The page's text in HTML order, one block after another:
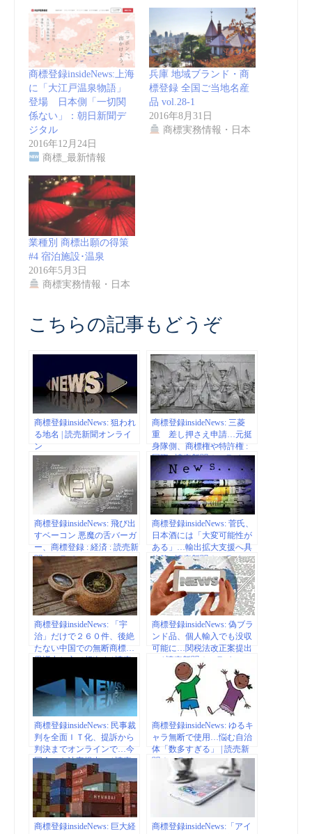
商標登録insideNews:上海
に「大江戸温泉物語」
登場 日本側「一切関
係ない」：朝日新聞デ
ジタル
2016年12月24日
商標_最新情報
兵庫 地域ブランド・商
標登録 全国ご当地名産
品 vol.28-1
2016年8月31日
商標実務情報・日本
業種別 商標出願の得策
#4 宿泊施設･温泉
2016年5月3日
商標実務情報・日本
こちらの記事もどうぞ
商標登録insideNews: 狙われ
る地名 | 読売新聞オンライ
ン
商標登録insideNews: 三菱
重 差し押さえ申請…元挺
身隊側、商標権や特許権 :
国際 : 読売新聞オンライン
商標登録insideNews: 飛び出
すベーコン 悪魔の舌バーガ
ー、商標登録 : 経済 : 読売新
聞オンライン
商標登録insideNews: 菅氏、
日本酒には「大変可能性が
ある」…輸出拡大支援へ具
体策 : 読売新聞オンライン
商標登録insideNews: 「宇
治」だけで２６０件、後絶
たない中国での無断商標…
異議申し立て相次ぐ | 読売
商標登録insideNews: 偽ブラ
ンド品、個人輸入でも没収
可能に…関税法改正案提出
へ | 読売新聞オンライン
商標登録insideNews: 民事裁
判を全面ＩＴ化、提訴から
判決までオンラインで…今
国会にも法案提出へ | 読売
新聞オンライン
商標登録insideNews: ゆるキ
ャラ無断で使用…悩む自治
体「数多すぎる」 | 読売新
聞オンライン
商標登録insideNews: 巨大経
商標登録insideNews:「アイ